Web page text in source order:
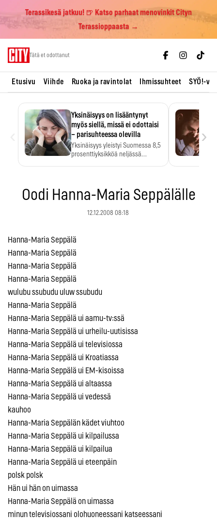
Terassikesä jatkuu! 🍺 Katso parhaat menovinkit Cityn
Terassioppaasta →
Tätä et odottanut
Etusivu Viihde Ruoka ja ravintolat Ihmissuhteet SYÖ!-
Yksinäisyys on lisääntynyt
myös siellä, missä ei odottaisi
– parisuhteessa olevilla
Yksinäisyys yleistyi Suomessa 8,5
prosenttiyksikköä neljässä
›
Oodi Hanna-Maria Seppälälle
12.12.2008 08:18
Hanna-Maria Seppälä
Hanna-Maria Seppälä
Hanna-Maria Seppälä
Hanna-Maria Seppälä
wulubu ssubudu uluw ssubudu
Hanna-Maria Seppälä
Hanna-Maria Seppälä ui aamu-tv:ssä
Hanna-Maria Seppälä ui urheilu-uutisissa
Hanna-Maria Seppälä ui televisiossa
Hanna-Maria Seppälä ui Kroatiassa
Hanna-Maria Seppälä ui EM-kisoissa
Hanna-Maria Seppälä ui altaassa
Hanna-Maria Seppälä ui vedessä
kauhoo
Hanna-Maria Seppälän kädet viuhtoo
Hanna-Maria Seppälä ui kilpailussa
Hanna-Maria Seppälä ui kilpailua
Hanna-Maria Seppälä ui eteenpäin
polsk polsk
Hän ui hän on uimassa
Hanna-Maria Seppälä on uimassa
minun televisiossani olohuoneessani katseessani